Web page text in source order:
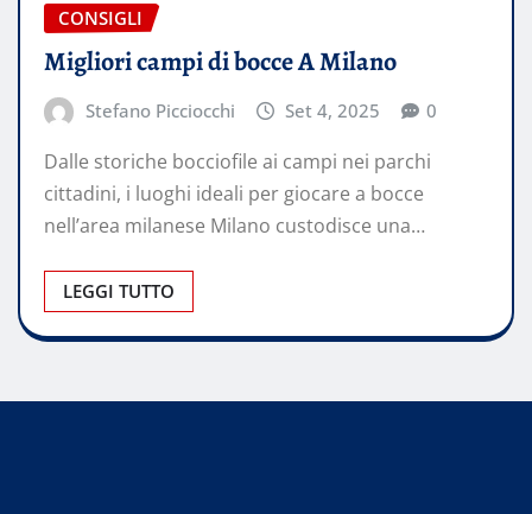
CONSIGLI
Migliori campi di bocce A Milano
Stefano Picciocchi Set 4, 2025 0
Dalle storiche bocciofile ai campi nei parchi
cittadini, i luoghi ideali per giocare a bocce
nell’area milanese Milano custodisce una…
LEGGI TUTTO